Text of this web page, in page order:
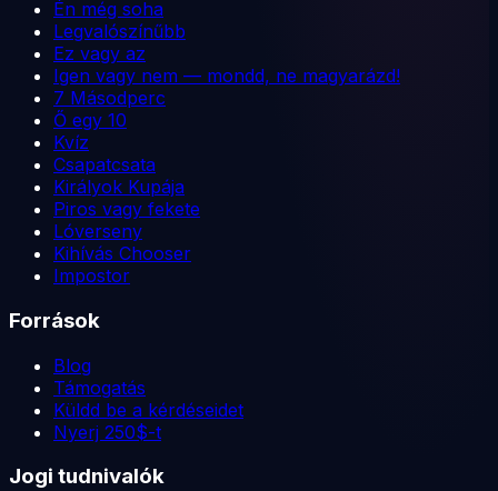
Én még soha
Legvalószínűbb
Ez vagy az
Igen vagy nem — mondd, ne magyarázd!
7 Másodperc
Ő egy 10
Kvíz
Csapatcsata
Királyok Kupája
Piros vagy fekete
Lóverseny
Kihívás Chooser
Impostor
Források
Blog
Támogatás
Küldd be a kérdéseidet
Nyerj 250$-t
Jogi tudnivalók